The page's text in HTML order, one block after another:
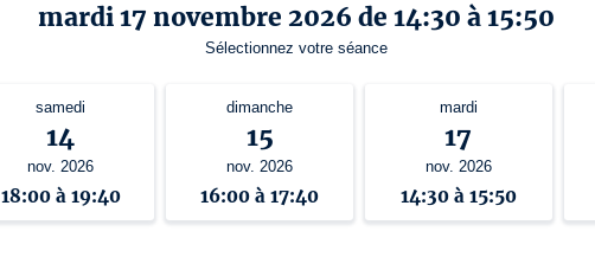
mardi 17 novembre 2026 de 14:30 à 15:50
Sélectionnez votre séance
samedi
14
nov. 2026
18:00 à 19:40
dimanche
15
nov. 2026
16:00 à 17:40
mardi
17
nov. 2026
14:30 à 15:50